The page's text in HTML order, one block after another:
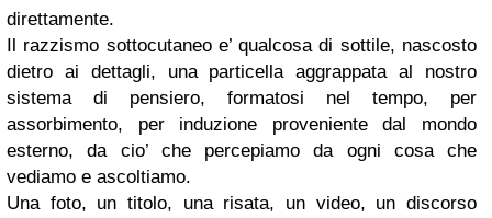
direttamente.
Il razzismo sottocutaneo e’ qualcosa di sottile, nascosto
dietro ai dettagli, una particella aggrappata al nostro
sistema di pensiero, formatosi nel tempo, per
assorbimento, per induzione proveniente dal mondo
esterno, da cio’ che percepiamo da ogni cosa che
vediamo e ascoltiamo.
Una foto, un titolo, una risata, un video, un discorso